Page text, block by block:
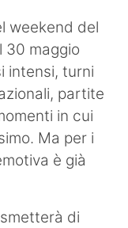
weekend del
30 maggio
intensi, turni
partite
in cui
Ma per i
è già
di